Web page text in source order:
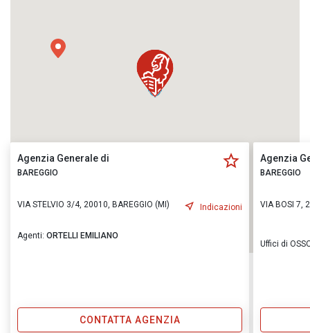
Agenzia Generale di
BAREGGIO
VIA STELVIO 3/4, 20010, BAREGGIO (MI) Indicazioni
Agenti: ORTELLI EMILIANO
CONTATTA AGENZIA
Agenzia
BAREGGIO
VIA BOSI 7,
Uffici di